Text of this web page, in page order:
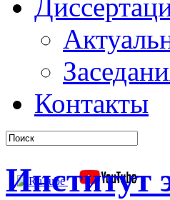
Контакты
Институт